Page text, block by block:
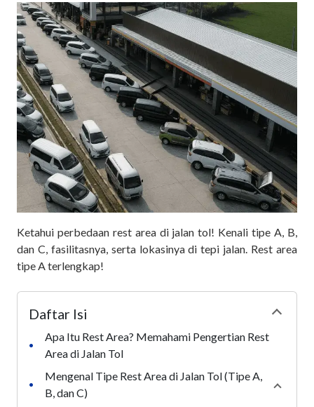
Ketahui perbedaan rest area di jalan tol! Kenali tipe A, B,
dan C, fasilitasnya, serta lokasinya di tepi jalan. Rest area
tipe A terlengkap!
Daftar Isi
•
Apa Itu Rest Area? Memahami Pengertian Rest
Area di Jalan Tol
•
Mengenal Tipe Rest Area di Jalan Tol (Tipe A,
B, dan C)